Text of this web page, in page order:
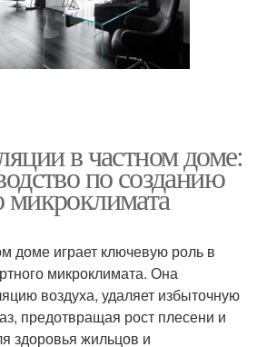
в частном доме:
по созданию
микроклимата
доме играет ключевую роль в
микроклимата. Она
воздуха, удаляет избыточную
предотвращая рост плесени и
здоровья жильцов и